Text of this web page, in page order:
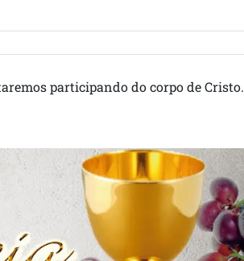
participando do corpo de Cristo.